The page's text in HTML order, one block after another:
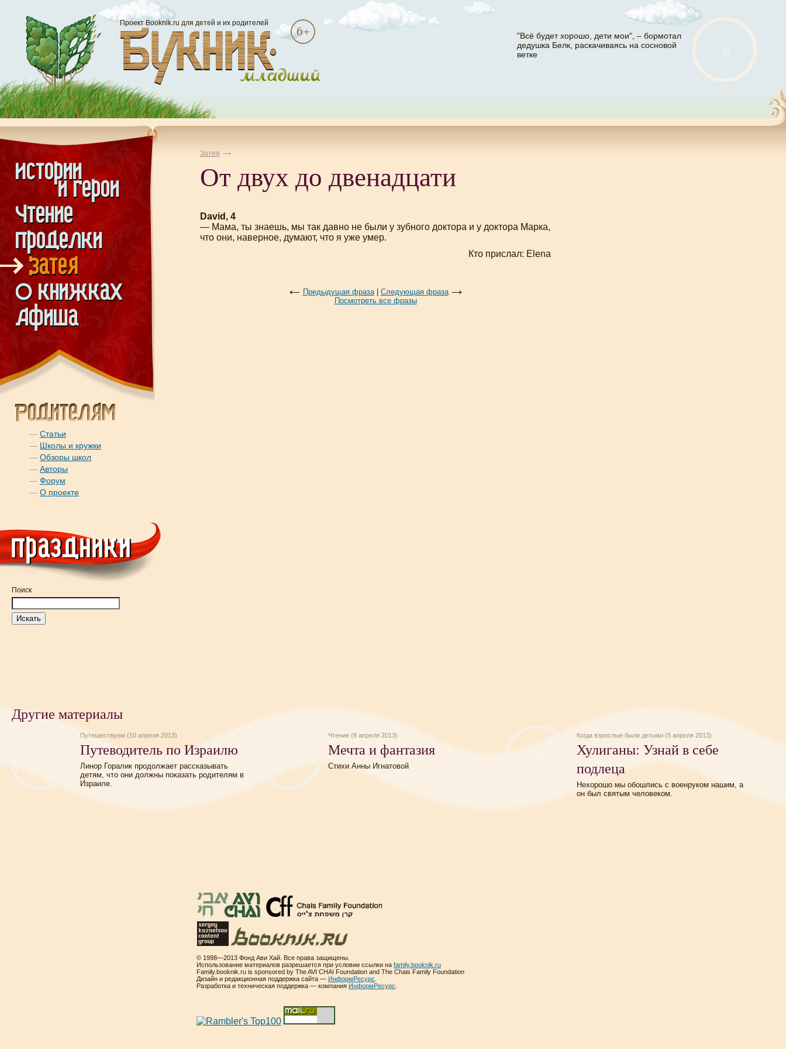
Проект Booknik.ru для детей и их родителей
"Всё будет хорошо, дети мои", – бормотал
дедушка Белк, раскачиваясь на сосновой
ветке
— Статьи
— Школы и кружки
— Обзоры школ
— Авторы
— Форум
— О проекте
Поиск
Затея
От двух до двенадцати
David, 4
— Мама, ты знаешь, мы так давно не были у зубного доктора и у доктора Марка,
что они, наверное, думают, что я уже умер.
Кто прислал: Elena
Предыдущая фраза| Следующая фраза
Посмотреть все фразы
Другие материалы
Путешествуем (10 апреля 2013)
Путеводитель по Израилю
Линор Горалик продолжает рассказывать
детям, что они должны показать родителям в
Израиле.
Чтение (8 апреля 2013)
Мечта и фантазия
Стихи Анны Игнатовой
Когда взрослые были детьми (5 апреля 2013)
Хулиганы: Узнай в себе
подлеца
Нехорошо мы обошлись с военруком нашим, а
он был святым человеком.
© 1998—2013 Фонд Ави Хай. Все права защищены.
Использование материалов разрешается при условии ссылки на family.booknik.ru
Family.booknik.ru is sponsored by The AVI CHAI Foundation and The Chais Family Foundation
Дизайн и редакционная поддержка сайта — ИнформРесурс
Разработка и техническая поддержка — компания ИнформРесурс